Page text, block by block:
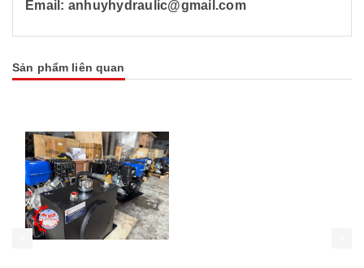
Email: anhuyhydraulic@gmail.com
Sản phẩm liên quan